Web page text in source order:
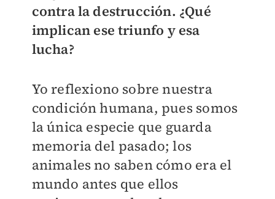
contra la destrucción. ¿Qué
implican ese triunfo y esa
lucha?
Yo reflexiono sobre nuestra
condición humana, pues somos
la única especie que guarda
memoria del pasado; los
animales no saben cómo era el
mundo antes que ellos